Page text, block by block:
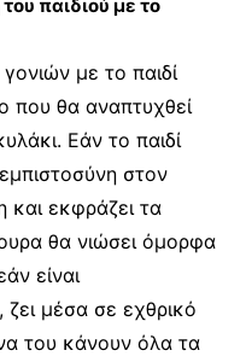
παιδιού με το
με το παιδί
που θα αναπτυχθεί
Eάν το παιδί
στον
και εκφράζει τα
θα νιώσει όμορφα
είναι
μέσα σε εχθρικό
του κάνουν όλα τα